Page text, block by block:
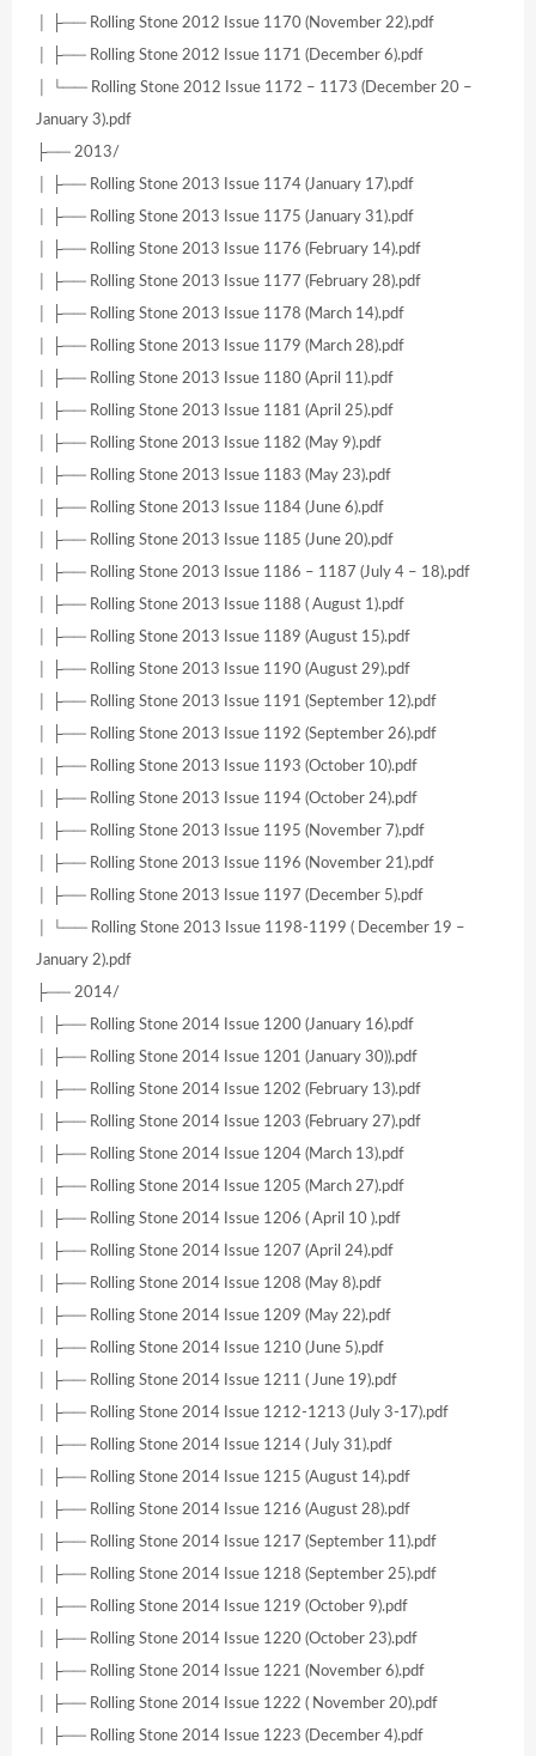
│ ├── Rolling Stone 2012 Issue 1170 (November 22).pdf
│ ├── Rolling Stone 2012 Issue 1171 (December 6).pdf
│ └── Rolling Stone 2012 Issue 1172 – 1173 (December 20 –
January 3).pdf
├── 2013/
│ ├── Rolling Stone 2013 Issue 1174 (January 17).pdf
│ ├── Rolling Stone 2013 Issue 1175 (January 31).pdf
│ ├── Rolling Stone 2013 Issue 1176 (February 14).pdf
│ ├── Rolling Stone 2013 Issue 1177 (February 28).pdf
│ ├── Rolling Stone 2013 Issue 1178 (March 14).pdf
│ ├── Rolling Stone 2013 Issue 1179 (March 28).pdf
│ ├── Rolling Stone 2013 Issue 1180 (April 11).pdf
│ ├── Rolling Stone 2013 Issue 1181 (April 25).pdf
│ ├── Rolling Stone 2013 Issue 1182 (May 9).pdf
│ ├── Rolling Stone 2013 Issue 1183 (May 23).pdf
│ ├── Rolling Stone 2013 Issue 1184 (June 6).pdf
│ ├── Rolling Stone 2013 Issue 1185 (June 20).pdf
│ ├── Rolling Stone 2013 Issue 1186 – 1187 (July 4 – 18).pdf
│ ├── Rolling Stone 2013 Issue 1188 ( August 1).pdf
│ ├── Rolling Stone 2013 Issue 1189 (August 15).pdf
│ ├── Rolling Stone 2013 Issue 1190 (August 29).pdf
│ ├── Rolling Stone 2013 Issue 1191 (September 12).pdf
│ ├── Rolling Stone 2013 Issue 1192 (September 26).pdf
│ ├── Rolling Stone 2013 Issue 1193 (October 10).pdf
│ ├── Rolling Stone 2013 Issue 1194 (October 24).pdf
│ ├── Rolling Stone 2013 Issue 1195 (November 7).pdf
│ ├── Rolling Stone 2013 Issue 1196 (November 21).pdf
│ ├── Rolling Stone 2013 Issue 1197 (December 5).pdf
│ └── Rolling Stone 2013 Issue 1198-1199 ( December 19 –
January 2).pdf
├── 2014/
│ ├── Rolling Stone 2014 Issue 1200 (January 16).pdf
│ ├── Rolling Stone 2014 Issue 1201 (January 30)).pdf
│ ├── Rolling Stone 2014 Issue 1202 (February 13).pdf
│ ├── Rolling Stone 2014 Issue 1203 (February 27).pdf
│ ├── Rolling Stone 2014 Issue 1204 (March 13).pdf
│ ├── Rolling Stone 2014 Issue 1205 (March 27).pdf
│ ├── Rolling Stone 2014 Issue 1206 ( April 10 ).pdf
│ ├── Rolling Stone 2014 Issue 1207 (April 24).pdf
│ ├── Rolling Stone 2014 Issue 1208 (May 8).pdf
│ ├── Rolling Stone 2014 Issue 1209 (May 22).pdf
│ ├── Rolling Stone 2014 Issue 1210 (June 5).pdf
│ ├── Rolling Stone 2014 Issue 1211 ( June 19).pdf
│ ├── Rolling Stone 2014 Issue 1212-1213 (July 3-17).pdf
│ ├── Rolling Stone 2014 Issue 1214 ( July 31).pdf
│ ├── Rolling Stone 2014 Issue 1215 (August 14).pdf
│ ├── Rolling Stone 2014 Issue 1216 (August 28).pdf
│ ├── Rolling Stone 2014 Issue 1217 (September 11).pdf
│ ├── Rolling Stone 2014 Issue 1218 (September 25).pdf
│ ├── Rolling Stone 2014 Issue 1219 (October 9).pdf
│ ├── Rolling Stone 2014 Issue 1220 (October 23).pdf
│ ├── Rolling Stone 2014 Issue 1221 (November 6).pdf
│ ├── Rolling Stone 2014 Issue 1222 ( November 20).pdf
│ ├── Rolling Stone 2014 Issue 1223 (December 4).pdf